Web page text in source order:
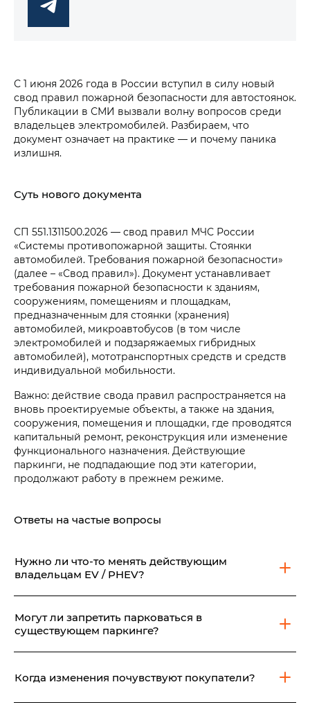
С 1 июня 2026 года в России вступил в силу новый
свод правил пожарной безопасности для автостоянок.
Публикации в СМИ вызвали волну вопросов среди
владельцев электромобилей. Разбираем, что
документ означает на практике — и почему паника
излишня.
Суть нового документа
СП 551.1311500.2026 — свод правил МЧС России
«Системы противопожарной защиты. Стоянки
автомобилей. Требования пожарной безопасности»
(далее – «Свод правил»). Документ устанавливает
требования пожарной безопасности к зданиям,
сооружениям, помещениям и площадкам,
предназначенным для стоянки (хранения)
автомобилей, микроавтобусов (в том числе
электромобилей и подзаряжаемых гибридных
автомобилей), мототранспортных средств и средств
индивидуальной мобильности.
Важно: действие свода правил распространяется на
вновь проектируемые объекты, а также на здания,
сооружения, помещения и площадки, где проводятся
капитальный ремонт, реконструкция или изменение
функционального назначения. Действующие
паркинги, не подпадающие под эти категории,
продолжают работу в прежнем режиме.
Ответы на частые вопросы
Нужно ли что-то менять действующим
владельцам EV / PHEV?
изменился.
Могут ли запретить парковаться в
существующем паркинге?
объекты проектирование, строительство,
капитальный ремонт, реконструкция, и изменение
функционального назначения которых произошли и
Когда изменения почувствуют покупатели?